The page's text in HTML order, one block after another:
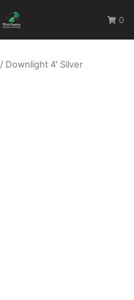
0
/ Downlight 4′ Silver